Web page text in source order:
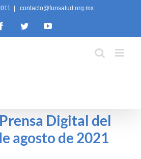
contacto@funsalud.org.mx
FacebookTwitterYouTube
Digital del
agosto de 2021